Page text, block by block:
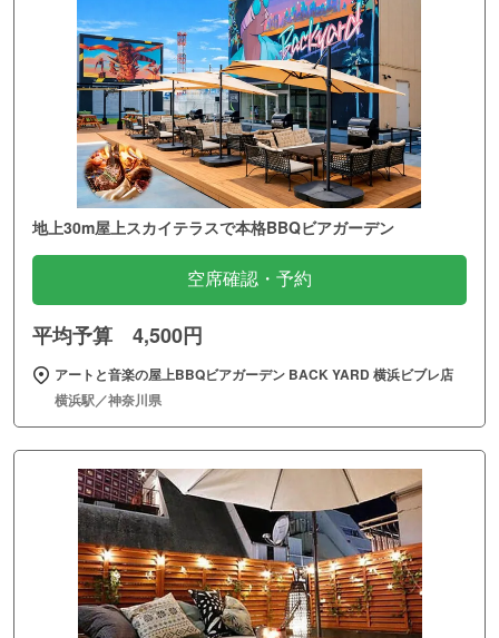
地上30m屋上スカイテラスで本格BBQビアガーデン
空席確認・予約
平均予算 4,500円
アートと音楽の屋上BBQビアガーデン BACK YARD 横浜ビブレ店
横浜駅／神奈川県